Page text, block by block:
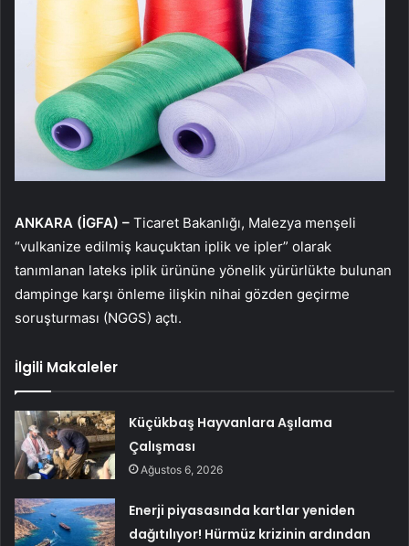
ANKARA (İGFA) – Ticaret Bakanlığı, Malezya menşeli
“vulkanize edilmiş kauçuktan iplik ve ipler” olarak
tanımlanan lateks iplik ürününe yönelik yürürlükte bulunan
dampinge karşı önleme ilişkin nihai gözden geçirme
soruşturması (NGGS) açtı.
İlgili Makaleler
Küçükbaş Hayvanlara Aşılama
Çalışması
Ağustos 6, 2026
Enerji piyasasında kartlar yeniden
dağıtılıyor! Hürmüz krizinin ardından